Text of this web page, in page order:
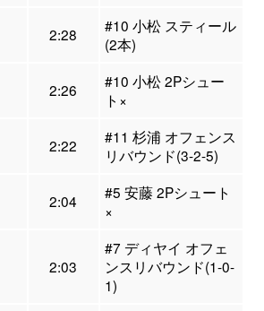
2:28
#10 小松 スティール
(2本)
2:26
#10 小松 2Pシュー
ト×
2:22
#11 杉浦 オフェンス
リバウンド(3-2-5)
2:04
#5 安藤 2Pシュート
×
2:03
#7 ディヤイ オフェ
ンスリバウンド(1-0-
1)